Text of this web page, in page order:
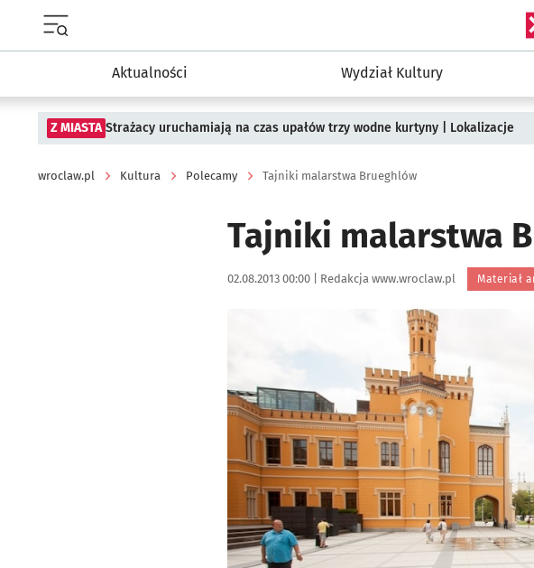
Aktualności Wydział Kultury
Z MIASTA Strażacy uruchamiają na czas upałów trzy wodne kurtyny | Lokalizacje
wroclaw.pl Kultura Polecamy Tajniki malarstwa Brueghlów
Tajniki malarstwa
Data publikacji:
02.08.2013 00:00 | Autor:
Redakcja www.wroclaw.pl Materiał